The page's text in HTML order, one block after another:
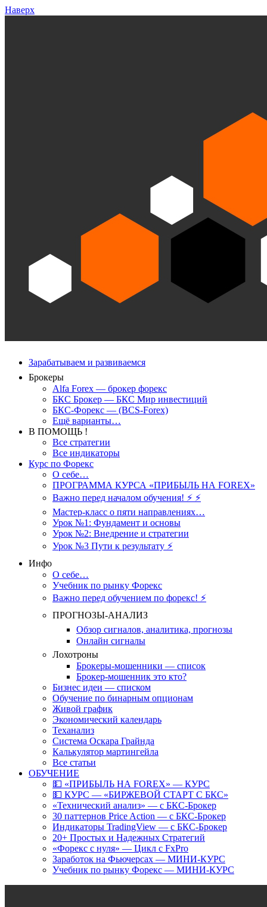
Наверх
Зарабатываем и развиваемся
Брокеры
Alfa Forex — брокер форекс
БКС Брокер — БКС Мир инвестиций
БКС-Форекс — (BCS-Forex)
Ещё варианты…
В ПОМОЩЬ !
Все стратегии
Все индикаторы
Курс по Форекс
О себе…
ПРОГРАММА КУРСА «ПРИБЫЛЬ НА FOREX»
Важно перед началом обучения! ⚡ ⚡
Мастер-класс о пяти направлениях…
Урок №1: Фундамент и основы
Урок №2: Внедрение и стратегии
Урок №3 Пути к результату ⚡️
Инфо
О себе…
Учебник по рынку Форекс
Важно перед обучением по форекс! ⚡
ПРОГНОЗЫ-АНАЛИЗ
Обзор сигналов, аналитика, прогнозы
Онлайн сигналы
Лохотроны
Брокеры-мошенники — список
Брокер-мошенник это кто?
Бизнес идеи — списком
Обучение по бинарным опционам
Живой график
Экономический календарь
Теханализ
Система Оскара Грайнда
Калькулятор мартингейла
Все статьи
ОБУЧЕНИЕ
💵 «ПРИБЫЛЬ НА FOREX» — КУРС
💵 КУРС — «БИРЖЕВОЙ СТАРТ С БКС»
«Технический анализ» — с БКС-Брокер
30 паттернов Price Action — с БКС-Брокер
Индикаторы TradingView — с БКС-Брокер
20+ Простых и Надежных Стратегий
«Форекс с нуля» — Цикл с FxPro
Заработок на Фьючерсах — МИНИ-КУРС
Учебник по рынку Форекс — МИНИ-КУРС